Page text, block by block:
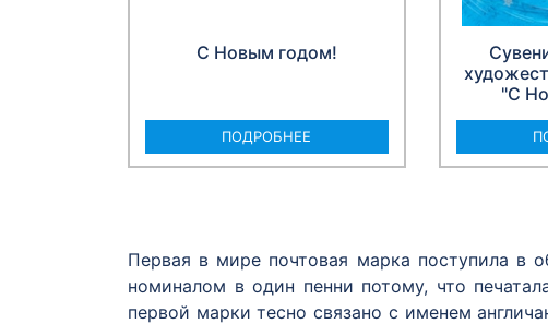
С Новым годом!
ПОДРОБНЕЕ
"С
Первая в мире почтовая марка поступила в
номиналом в один пенни потому, что
первой марки тесно связано с именем